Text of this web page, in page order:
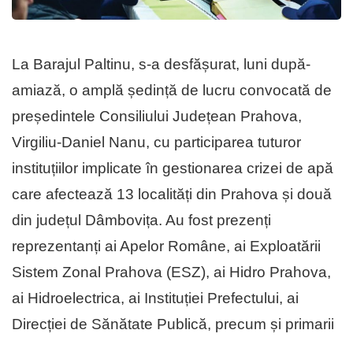
La Barajul Paltinu, s-a desfășurat, luni după-
amiază, o amplă ședință de lucru convocată de
președintele Consiliului Județean Prahova,
Virgiliu-Daniel Nanu, cu participarea tuturor
instituțiilor implicate în gestionarea crizei de apă
care afectează 13 localități din Prahova și două
din județul Dâmbovița. Au fost prezenți
reprezentanți ai Apelor Române, ai Exploatării
Sistem Zonal Prahova (ESZ), ai Hidro Prahova,
ai Hidroelectrica, ai Instituției Prefectului, ai
Direcției de Sănătate Publică, precum și primarii